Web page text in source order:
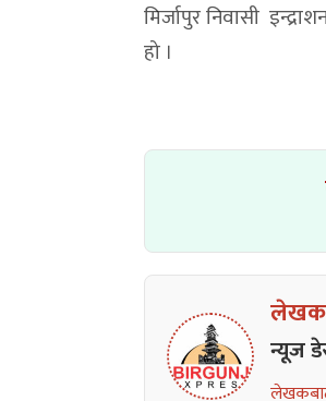
मिर्जापुर निवासी
हो ।
न्यूज